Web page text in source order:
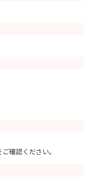
確認ください。